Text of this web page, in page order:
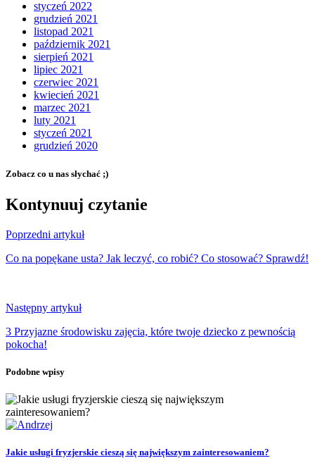
styczeń 2022
grudzień 2021
listopad 2021
październik 2021
sierpień 2021
lipiec 2021
czerwiec 2021
kwiecień 2021
marzec 2021
luty 2021
styczeń 2021
grudzień 2020
Zobacz co u nas słychać ;)
Kontynuuj czytanie
Poprzedni artykuł
Co na popękane usta? Jak leczyć, co robić? Co stosować? Sprawdź!
Następny artykuł
3 Przyjazne środowisku zajęcia, które twoje dziecko z pewnością
pokocha!
Podobne wpisy
Jakie usługi fryzjerskie cieszą się największym zainteresowaniem?